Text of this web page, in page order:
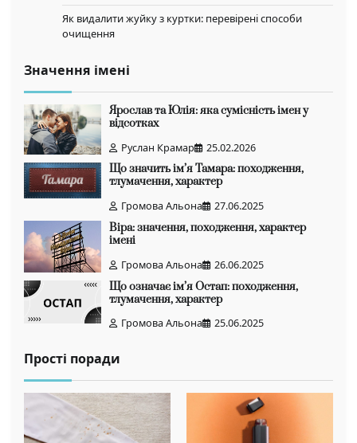
Як видалити жуйку з куртки: перевірені способи
очищення
Значення імені
Ярослав та Юлія: яка сумісність імен у
відсотках
Руслан Крамар
25.02.2026
Що значить ім’я Тамара: походження,
тлумачення, характер
Громова Альона
27.06.2025
Віра: значення, походження, характер
імені
Громова Альона
26.06.2025
Що означає ім’я Остап: походження,
тлумачення, характер
Громова Альона
25.06.2025
Прості поради